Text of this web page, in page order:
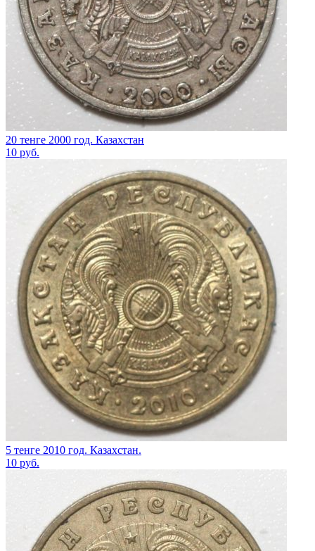
20 тенге 2000 год. Казахстан
10 руб.
5 тенге 2010 год. Казахстан.
10 руб.